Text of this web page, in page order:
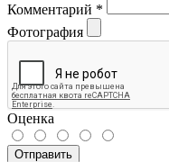
Комментарий *
Фотография
Оценка
Отправить